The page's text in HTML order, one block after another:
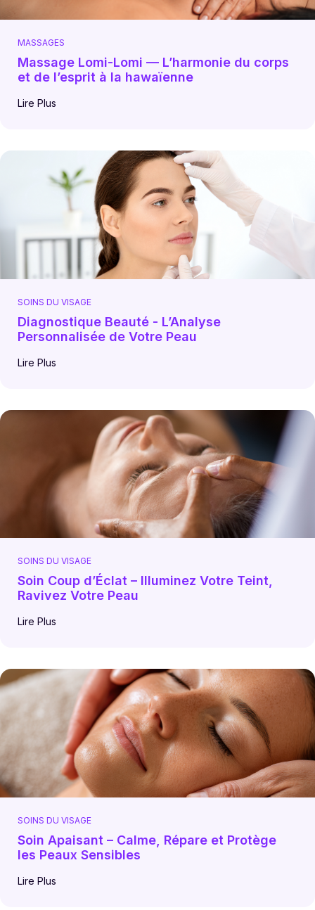
MASSAGES
Massage Lomi-Lomi — L’harmonie du corps
et de l’esprit à la hawaïenne
Lire Plus
SOINS DU VISAGE
Diagnostique Beauté - L’Analyse
Personnalisée de Votre Peau
Lire Plus
SOINS DU VISAGE
Soin Coup d’Éclat – Illuminez Votre Teint,
Ravivez Votre Peau
Lire Plus
SOINS DU VISAGE
Soin Apaisant – Calme, Répare et Protège
les Peaux Sensibles
Lire Plus